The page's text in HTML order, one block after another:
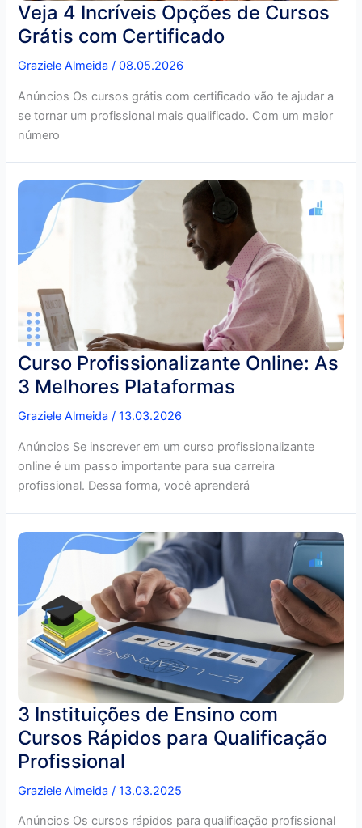
Veja 4 Incríveis Opções de Cursos
Grátis com Certificado
Graziele Almeida/08.05.2026
Anúncios Os cursos grátis com certificado vão te ajudar a
se tornar um profissional mais qualificado. Com um maior
número
Curso Profissionalizante Online: As
3 Melhores Plataformas
Graziele Almeida/13.03.2026
Anúncios Se inscrever em um curso profissionalizante
online é um passo importante para sua carreira
profissional. Dessa forma, você aprenderá
3 Instituições de Ensino com
Cursos Rápidos para Qualificação
Profissional
Graziele Almeida/13.03.2025
Anúncios Os cursos rápidos para qualificação profissional